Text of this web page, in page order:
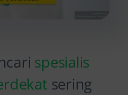
spesialis
sering